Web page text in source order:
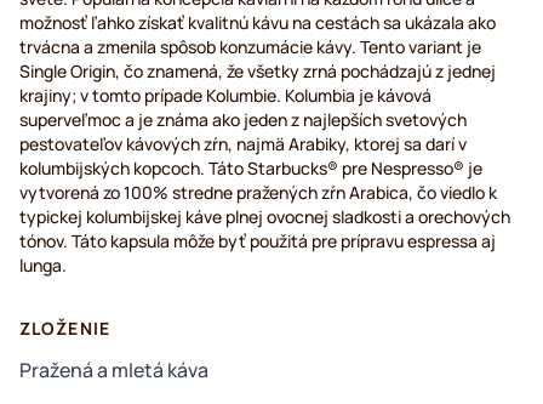
možnosť ľahko získať kvalitnú kávu na cestách sa ukázala ako
trvácna a zmenila spôsob konzumácie kávy. Tento variant je
Single Origin, čo znamená, že všetky zrná pochádzajú z jednej
krajiny; v tomto prípade Kolumbie. Kolumbia je kávová
superveľmoc a je známa ako jeden z najlepších svetových
pestovateľov kávových zŕn, najmä Arabiky, ktorej sa darí v
kolumbijských kopcoch. Táto Starbucks® pre Nespresso® je
vytvorená zo 100% stredne pražených zŕn Arabica, čo viedlo k
typickej kolumbijskej káve plnej ovocnej sladkosti a orechových
tónov. Táto kapsula môže byť použitá pre prípravu espressa aj
lunga.
ZLOŽENIE
Pražená a mletá káva